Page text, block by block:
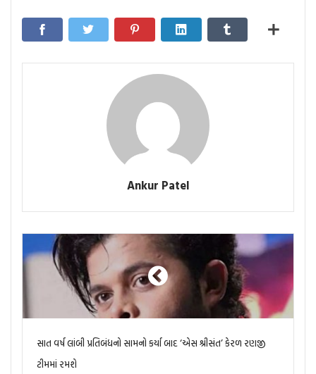
Ankur Patel
સાત વર્ષ લાંબી પ્રતિબંધનો સામનો કર્યા બાદ ‘એસ શ્રીસંત’ કેરળ રણજી
ટીમમાં રમશે